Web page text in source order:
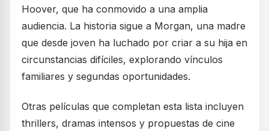
Hoover, que ha conmovido a una amplia
audiencia. La historia sigue a Morgan, una madre
que desde joven ha luchado por criar a su hija en
circunstancias difíciles, explorando vínculos
familiares y segundas oportunidades.
Otras películas que completan esta lista incluyen
thrillers, dramas intensos y propuestas de cine